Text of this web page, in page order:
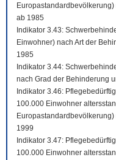
ab 1985
Indikator 3.43:
Einwohner) nach Art der
1985
Indikator 3.44:
nach Grad der Behinderung
Indikator 3.46:
100.000 Einwohner
1999
Indikator 3.47:
100.000 Einwohner